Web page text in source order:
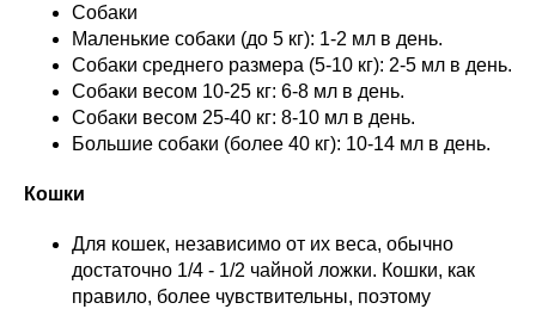
Собаки
Маленькие собаки (до 5 кг): 1-2 мл в день.
Собаки среднего размера (5-10 кг): 2-5 мл в день.
Собаки весом 10-25 кг: 6-8 мл в день.
Собаки весом 25-40 кг: 8-10 мл в день.
Большие собаки (более 40 кг): 10-14 мл в день.
Кошки
Для кошек, независимо от их веса, обычно
достаточно 1/4 - 1/2 чайной ложки. Кошки, как
правило, более чувствительны, поэтому